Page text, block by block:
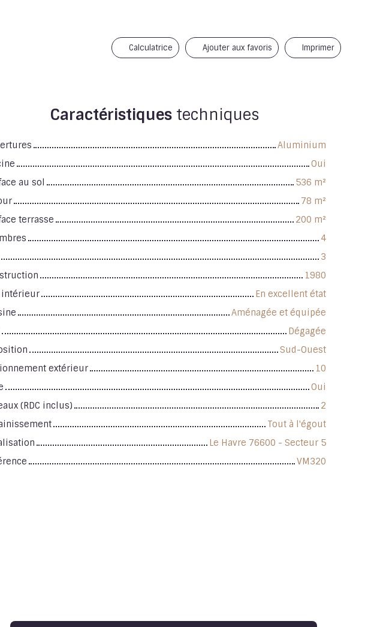
Calculatrice Ajouter aux favoris Imprimer
Caractéristiques techniques
Aluminium
Oui
au sol
536 m²
78 m²
terrasse
200 m²
4
3
1980
intérieur
En excellent état
Aménagée et équipée
Dégagée
Sud-Ouest
extérieur
10
Oui
(RDC inclus)
2
Tout à l'égout
Le Havre 76600 - Secteur 5
VM320